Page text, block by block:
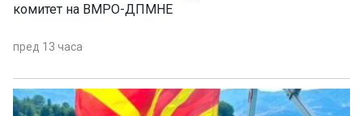
комитет на ВМРО-ДПМНЕ
пред 13 часа